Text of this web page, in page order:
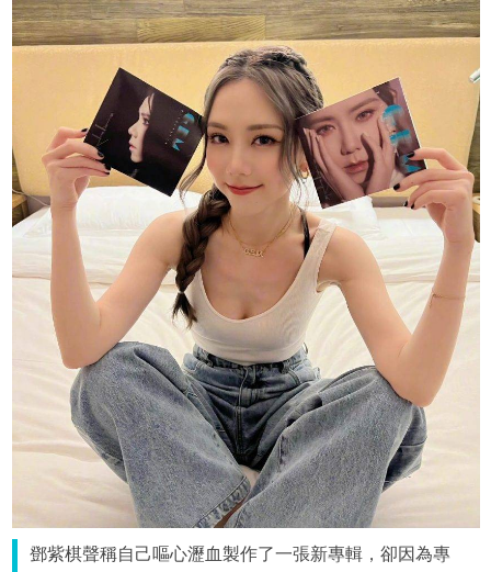
鄧紫棋聲稱自己嘔心瀝血製作了一張新專輯，卻因為專